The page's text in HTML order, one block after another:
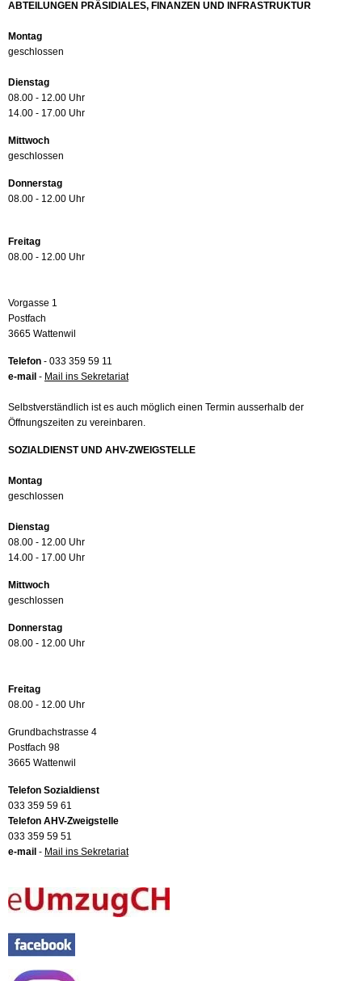
ABTEILUNGEN PRÄSIDIALES, FINANZEN UND INFRASTRUKTUR
Montag
geschlossen
Dienstag
08.00 - 12.00 Uhr
14.00 - 17.00 Uhr
Mittwoch
geschlossen
Donnerstag
08.00 - 12.00 Uhr
Freitag
08.00 - 12.00 Uhr
Vorgasse 1
Postfach
3665 Wattenwil
Telefon - 033 359 59 11
e-mail - Mail ins Sekretariat
Selbstverständlich ist es auch möglich einen Termin ausserhalb der
Öffnungszeiten zu vereinbaren.
SOZIALDIENST UND AHV-ZWEIGSTELLE
Montag
geschlossen
Dienstag
08.00 - 12.00 Uhr
14.00 - 17.00 Uhr
Mittwoch
geschlossen
Donnerstag
08.00 - 12.00 Uhr
Freitag
08.00 - 12.00 Uhr
Grundbachstrasse 4
Postfach 98
3665 Wattenwil
Telefon Sozialdienst
033 359 59 61
Telefon AHV-Zweigstelle
033 359 59 51
e-mail - Mail ins Sekretariat